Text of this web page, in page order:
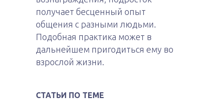
получает бесценный опыт
общения с разными людьми.
Подобная практика может в
дальнейшем пригодиться ему во
взрослой жизни.
СТАТЬИ ПО ТЕМЕ